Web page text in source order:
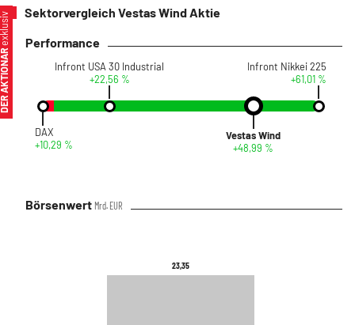
Sektorvergleich Vestas Wind Aktie
Performance
DAX
+10,29 %
Infront USA 30 Industrial
+22,56 %
Vestas Wind
+48,99 %
Infront Nikkei 225
+61,01 %
Börsenwert Mrd. EUR
23,35
23,35